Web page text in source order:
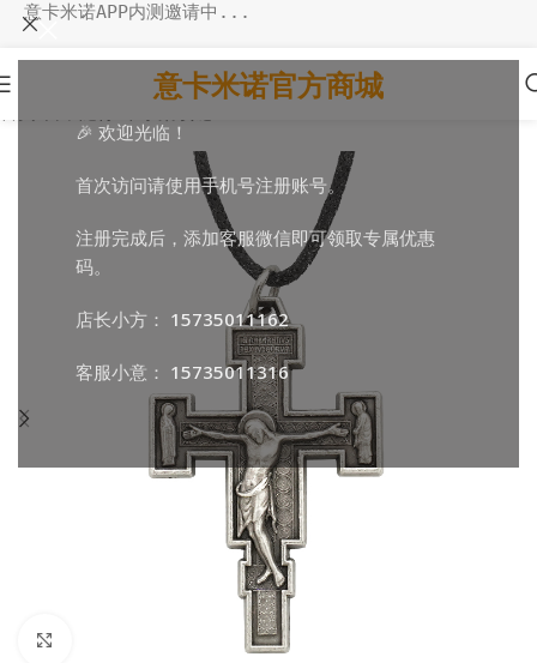
🎉 欢迎光临！
首次访问请使用手机号注册账号。
注册完成后，添加客服微信即可领取专属优惠
码。
店长小方： 15735011162
客服小意： 15735011316
意卡米诺APP内测邀请中...
意卡米诺官方商城